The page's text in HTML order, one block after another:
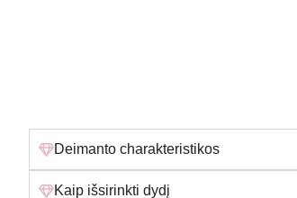
Deimanto charakteristikos
Kaip išsirinkti dydį